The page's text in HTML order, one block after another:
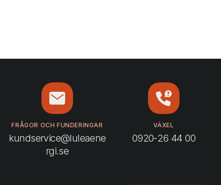
FRÅGOR OCH FUNDERINGAR
kundservice@luleaene
rgi.se
VÄXEL
0920-26 44 00